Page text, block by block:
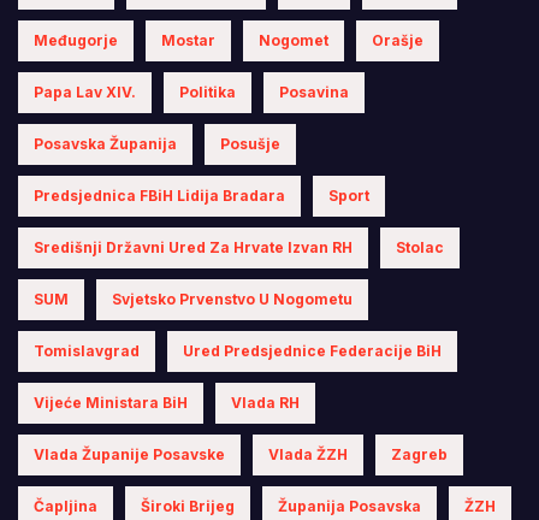
Međugorje Mostar Nogomet Orašje
Papa Lav XIV. Politika Posavina
Posavska Županija Posušje
Predsjednica FBiH Lidija Bradara Sport
Središnji Državni Ured Za Hrvate Izvan RH Stolac
SUM Svjetsko Prvenstvo U Nogometu
Tomislavgrad Ured Predsjednice Federacije BiH
Vijeće Ministara BiH Vlada RH
Vlada Županije Posavske Vlada ŽZH Zagreb
Čapljina Široki Brijeg Županija Posavska ŽZH